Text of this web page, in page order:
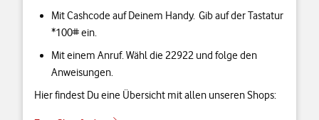
Mit Cashcode auf Deinem Handy. Gib auf der Tastatur
*100# ein.
Mit einem Anruf. Wähl die 22922 und folge den
Anweisungen.
Hier findest Du eine Übersicht mit allen unseren Shops: